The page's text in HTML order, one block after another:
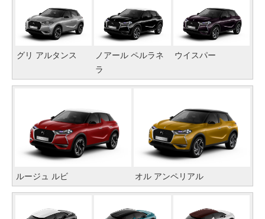
グリ アルタンス
ノアール ペルラネ
ラ
ウイスパー
ルージュ ルビ オル アンペリアル